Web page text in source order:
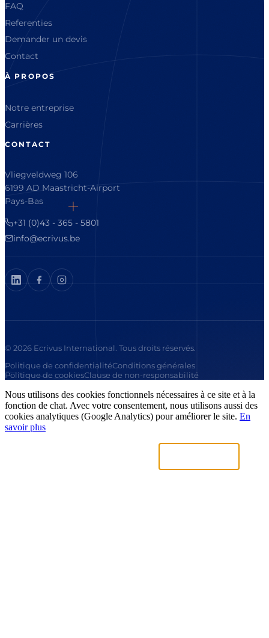
FAQ
Referenties
Demander un devis
Contact
À PROPOS
Notre entreprise
Carrières
CONTACT
Vliegveldweg 106
6199 AD Maastricht-Airport
Pays-Bas
+31 (0)43 - 365 - 5801
info@ecrivus.be
© 2026 Ecrivus International. Tous droits réservés.
Politique de confidentialitéConditions générales
Politique de cookiesClause de non-responsabilité
Nous utilisons des cookies fonctionnels nécessaires à ce site et à la
fonction de chat. Avec votre consentement, nous utilisons aussi des
cookies analytiques (Google Analytics) pour améliorer le site. En
savoir plus